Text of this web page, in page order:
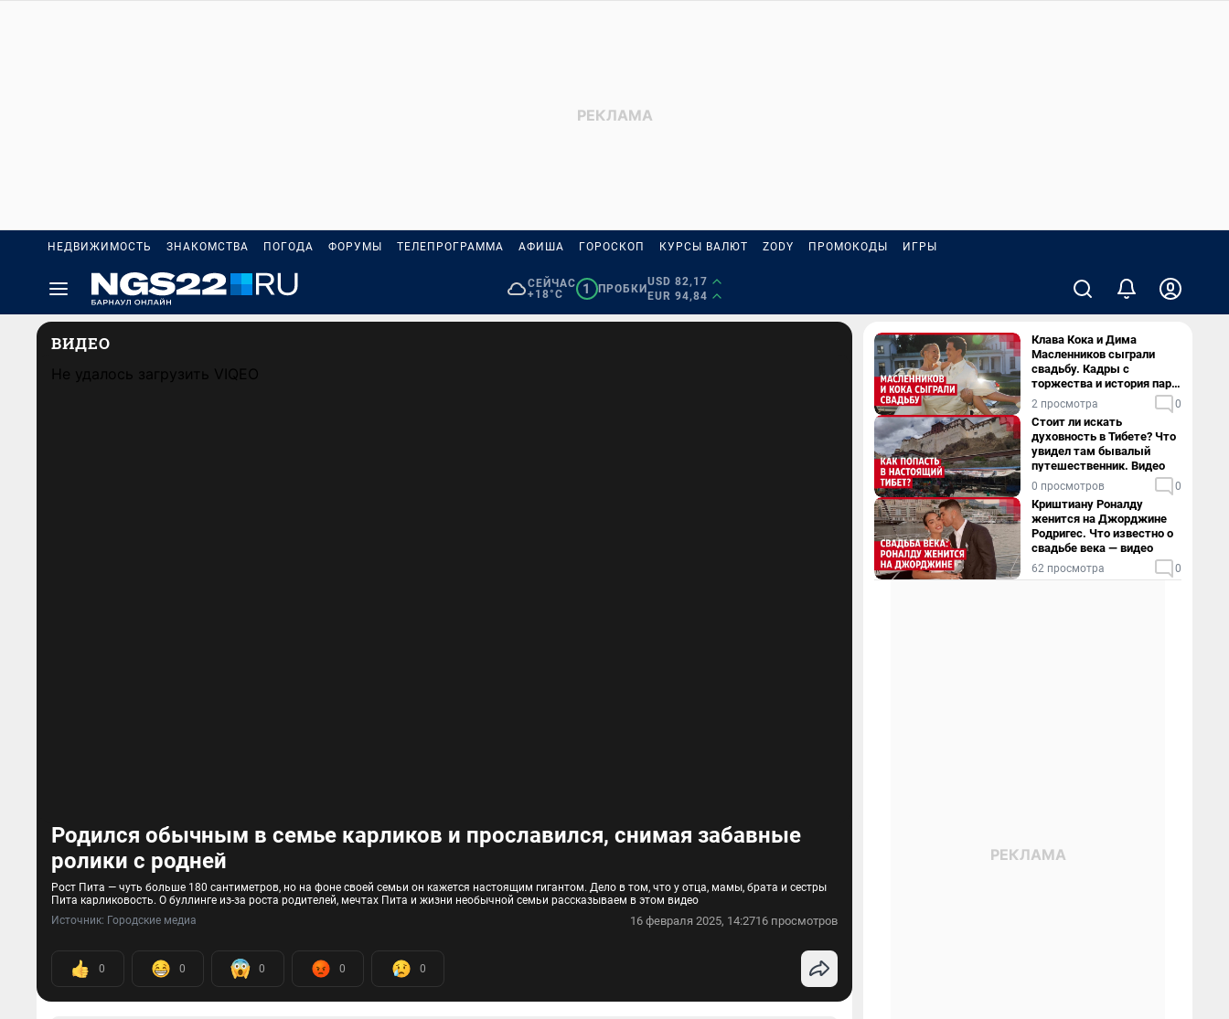
НЕДВИЖИМОСТЬ ЗНАКОМСТВА ПОГОДА ФОРУМЫ ТЕЛЕПРОГРАММА АФИША ГОРОСКОП КУРСЫ ВАЛЮТ ZODY ПРОМОКОДЫ ИГРЫ
СЕЙЧАС
+18°C
1 ПРОБКИ
USD 82,17
EUR 94,84
ВИДЕО
Не удалось загрузить VIQEO
Родился обычным в семье карликов и прославился, снимая забавные
ролики с родней
Рост Пита — чуть больше 180 сантиметров, но на фоне своей семьи он кажется настоящим гигантом. Дело в том, что у отца, мамы, брата и сестры
Пита карликовость. О буллинге из-за роста родителей, мечтах Пита и жизни необычной семьи рассказываем в этом видео
Источник: Городские медиа 16 февраля 2025, 14:2716 просмотров
0 0 0 0 0
Клава Кока и Дима
Масленников сыграли
свадьбу. Кадры с
торжества и история пары
— в видео
2 просмотра 0
Стоит ли искать
духовность в Тибете? Что
увидел там бывалый
путешественник. Видео
0 просмотров 0
Криштиану Роналду
женится на Джорджине
Родригес. Что известно о
свадьбе века — видео
62 просмотра 0